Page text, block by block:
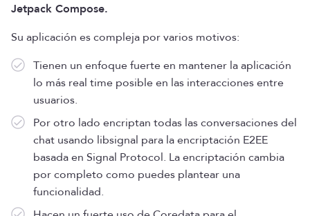
Jetpack Compose.
Su aplicación es compleja por varios motivos:
Tienen un enfoque fuerte en mantener la aplicación
lo más real time posible en las interacciones entre
usuarios.
Por otro lado encriptan todas las conversaciones del
chat usando libsignal para la encriptación E2EE
basada en Signal Protocol. La encriptación cambia
por completo como puedes plantear una
funcionalidad.